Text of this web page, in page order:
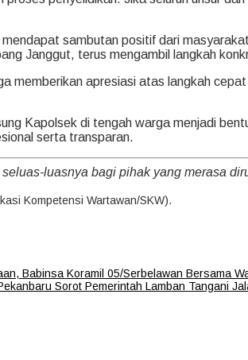
sambutan positif dari
Janggut, terus mengambil langkah
memberikan apresiasi atas langkah
Kapolsek di tengah warga menjadi
serta transparan.
luasnya bagi pihak yang merasa
Kompetensi Wartawan/SKW).
Babinsa Koramil 05/Serbelawan Bersama
Sorot Pemerintah Lamban Tangani